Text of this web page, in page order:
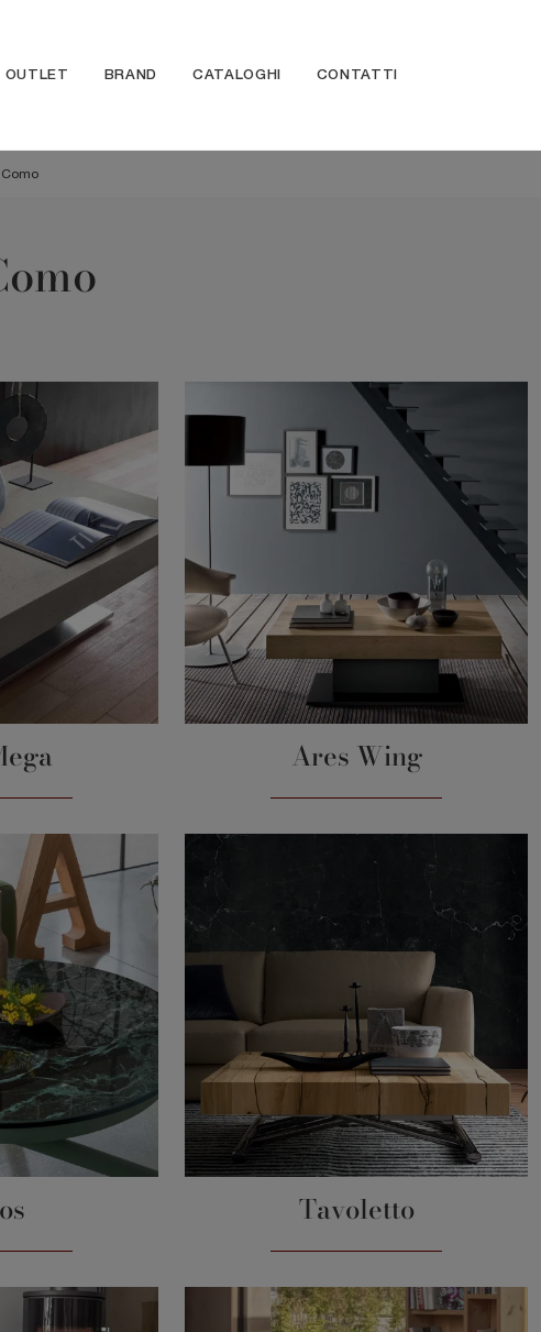
OUTLET BRAND CATALOGHI CONTATTI
Ares Wing
Tavoletto